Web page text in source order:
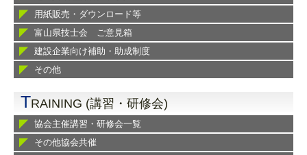
用紙販売・ダウンロード等
富山県技士会 ご意見箱
建設企業向け補助・助成制度
その他
TRAINING (講習・研修会)
協会主催講習・研修会一覧
その他協会共催